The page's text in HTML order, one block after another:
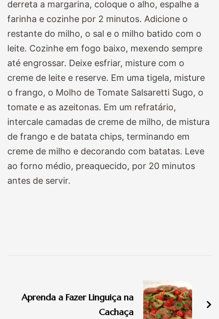
derreta a margarina, coloque o alho, espalhe a
farinha e cozinhe por 2 minutos. Adicione o
restante do milho, o sal e o milho batido com o
leite. Cozinhe em fogo baixo, mexendo sempre
até engrossar. Deixe esfriar, misture com o
creme de leite e reserve. Em uma tigela, misture
o frango, o Molho de Tomate Salsaretti Sugo, o
tomate e as azeitonas. Em um refratário,
intercale camadas de creme de milho, de mistura
de frango e de batata chips, terminando em
creme de milho e decorando com batatas. Leve
ao forno médio, preaquecido, por 20 minutos
antes de servir.
post
Aprenda a Fazer Linguiça na
Cachaça